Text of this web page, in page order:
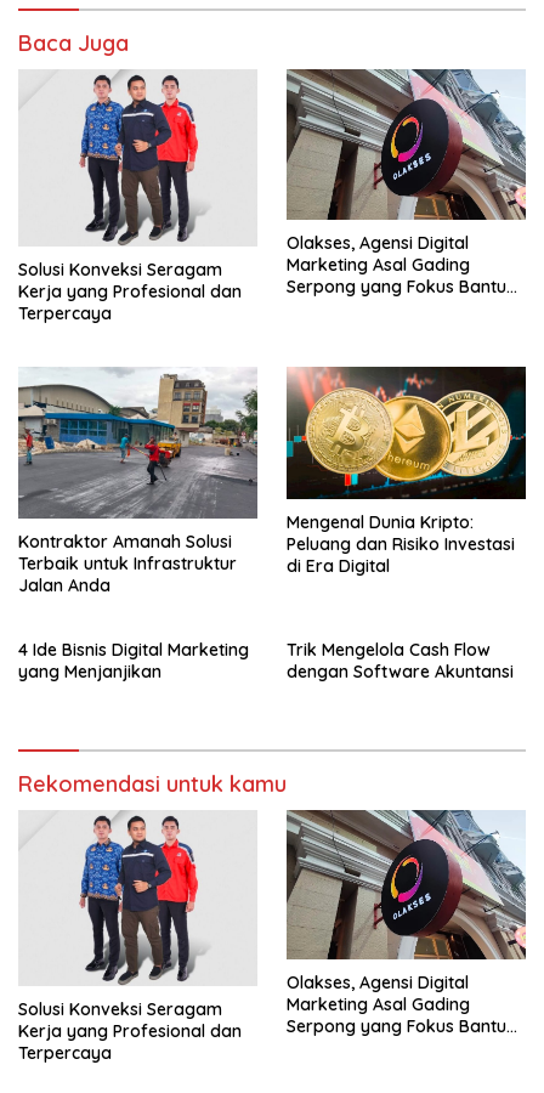
Baca Juga
Solusi Konveksi Seragam
Kerja yang Profesional dan
Terpercaya
Olakses, Agensi Digital
Marketing Asal Gading
Serpong yang Fokus Bantu
Kontraktor Amanah Solusi
Terbaik untuk Infrastruktur
Jalan Anda
Mengenal Dunia Kripto:
Peluang dan Risiko Investasi
di Era Digital
4 Ide Bisnis Digital Marketing
yang Menjanjikan
Trik Mengelola Cash Flow
dengan Software Akuntansi
Rekomendasi untuk kamu
Solusi Konveksi Seragam
Kerja yang Profesional dan
Terpercaya
Olakses, Agensi Digital
Marketing Asal Gading
Serpong yang Fokus Bantu